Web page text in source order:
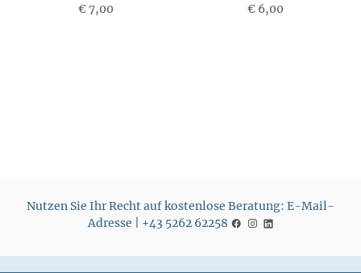
€ 7,00
€ 6,00
Nutzen Sie Ihr Recht auf kostenlose Beratung: E-Mail-
Adresse | +43 5262 62258